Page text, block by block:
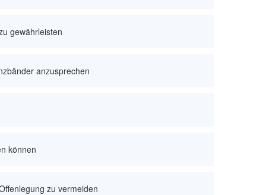
gewährleisten
anzusprechen
können
zu vermeiden